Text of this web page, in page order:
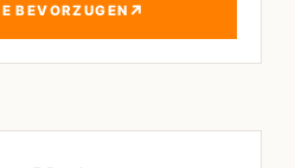
BEVORZUGEN ↗